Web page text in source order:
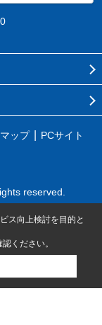
ップ PCサイト
reserved.
ス向上検討を目的と
ください。